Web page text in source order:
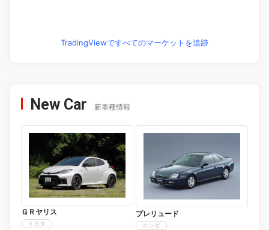
TradingViewですべてのマーケットを追跡
New Car 新車種情報
ＧＲヤリス
トヨタ
プレリュード
ホンダ